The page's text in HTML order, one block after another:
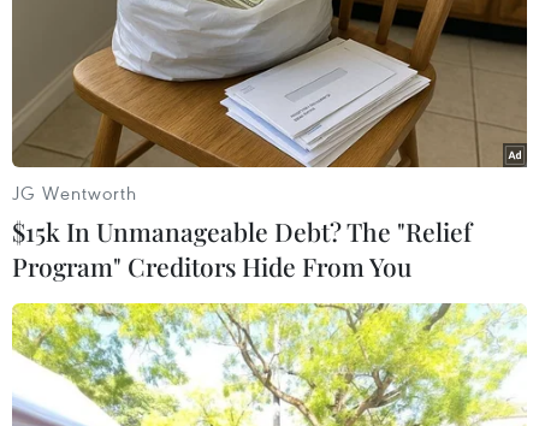
TIN LIÊN QUAN
JG Wentworth
$15k In Unmanageable Debt? The "Relief
Program" Creditors Hide From You